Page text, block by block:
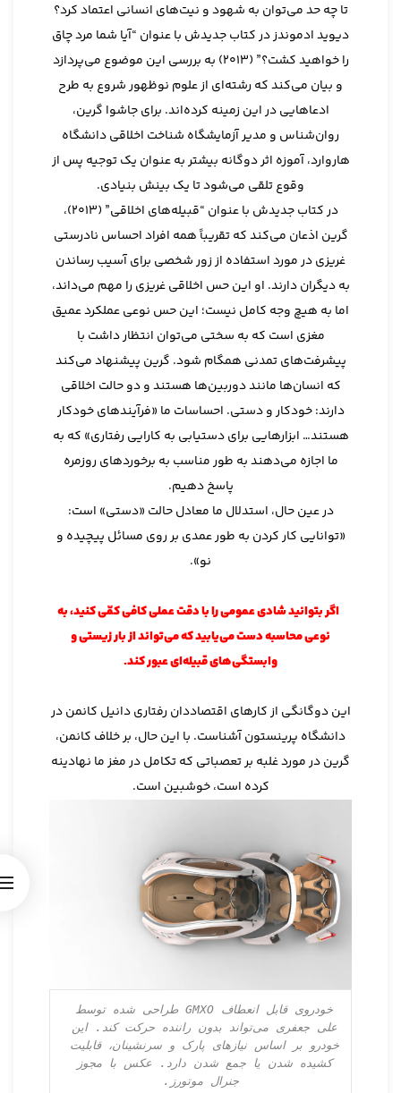
تا چه حد می‌توان به شهود و نیت‌های انسانی اعتماد کرد؟
دیوید ادموندز در کتاب جدیدش با عنوان “آیا شما مرد چاق
را خواهید کشت؟” (2013) به بررسی این موضوع می‌پردازد
و بیان می‌کند که رشته‌ای از علوم نوظهور شروع به طرح
ادعاهایی در این زمینه کرده‌اند. برای جاشوا گرین،
روان‌شناس و مدیر آزمایشگاه شناخت اخلاقی دانشگاه
هاروارد، آموزه اثر دوگانه بیشتر به عنوان یک توجیه پس از
وقوع تلقی می‌شود تا یک بینش بنیادی.
در کتاب جدیدش با عنوان “قبیله‌های اخلاقی” (2013)،
گرین اذعان می‌کند که تقریباً همه افراد احساس نادرستی
غریزی در مورد استفاده از زور شخصی برای آسیب رساندن
به دیگران دارند. او این حس اخلاقی غریزی را مهم می‌داند،
اما به هیچ وجه کامل نیست؛ این حس نوعی عملکرد عمیق
مغزی است که به سختی می‌توان انتظار داشت با
پیشرفت‌های تمدنی همگام شود. گرین پیشنهاد می‌کند
که انسان‌ها مانند دوربین‌ها هستند و دو حالت اخلاقی
دارند: خودکار و دستی. احساسات ما «فرآیندهای خودکار
هستند… ابزارهایی برای دستیابی به کارایی رفتاری» که به
ما اجازه می‌دهند به طور مناسب به برخوردهای روزمره
پاسخ دهیم.
در عین حال، استدلال ما معادل حالت «دستی» است:
«توانایی کار کردن به طور عمدی بر روی مسائل پیچیده و
نو».
اگر بتوانید شادی عمومی را با دقت عملی کافی کمّی کنید، به
نوعی محاسبه دست می‌یابید که می‌تواند از بار زیستی و
وابستگی‌های قبیله‌ای عبور کند.
این دوگانگی از کارهای اقتصاددان رفتاری دانیل کانمن در
دانشگاه پرینستون آشناست. با این حال، بر خلاف کانمن،
گرین در مورد غلبه بر تعصباتی که تکامل در مغز ما نهادینه
کرده است، خوشبین است.
جنرال موتورز.